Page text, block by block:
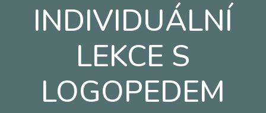
INDIVIDUÁLNÍ
LEKCE S
LOGOPEDEM